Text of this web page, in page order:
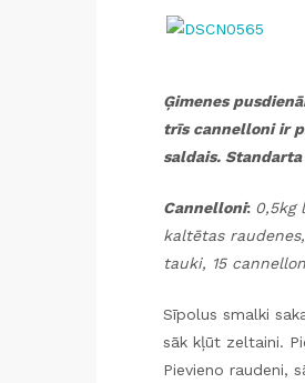
Ģimenes
trīs cannelloni ir
saldais.
Cannelloni: 0,5kg
kaltētas
tauki, 15
Sīpolus smalki
sāk kļūt zeltaini.
Pievieno raudeni,